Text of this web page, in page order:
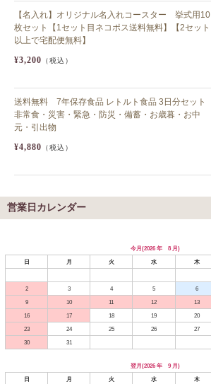
【名入れ】オリジナル名入れコースター 挙式用10
枚セット【1セット目ネコポス送料無料】【2セット
以上で宅配便無料】
¥3,200 （税込）
送料無料 7年保存食品 レトルト食品 3日分セット
非常食・災害・緊急・防災・備蓄・お歳暮・お中
元・引出物
¥4,880 （税込）
営業日カレンダー
今月(2026 年 8 月)
日
月 火 水 木
2
3 4 5 6
9
10 11 12 13
16
17 18 19 20
23
24 25 26 27
30
31
翌月(2026 年 9 月)
日
月 火 水 木